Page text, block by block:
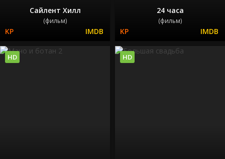
Сайлент Хилл
(фильм)
24 часа
(фильм)
HD HD